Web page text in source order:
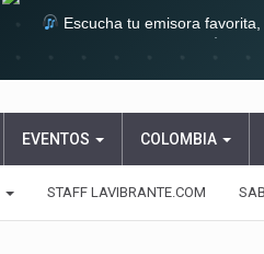
Escucha tu emisora
EVENTOS COLOMBIA
STAFF LAVIBRANTE.COM